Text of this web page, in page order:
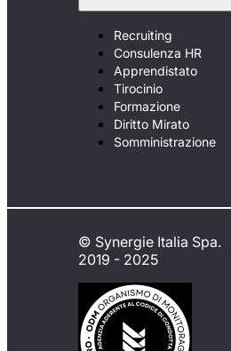
Recruiting
Consulenza HR
Apprendistato
Tirocinio
Formazione
Diritto Mirato
Somministrazione
© Synergie Italia Spa.
2019 - 2025